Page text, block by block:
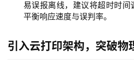
易误报离线，建议将超时时间
平衡响应速度与误判率。
引入云打印架构，突破物